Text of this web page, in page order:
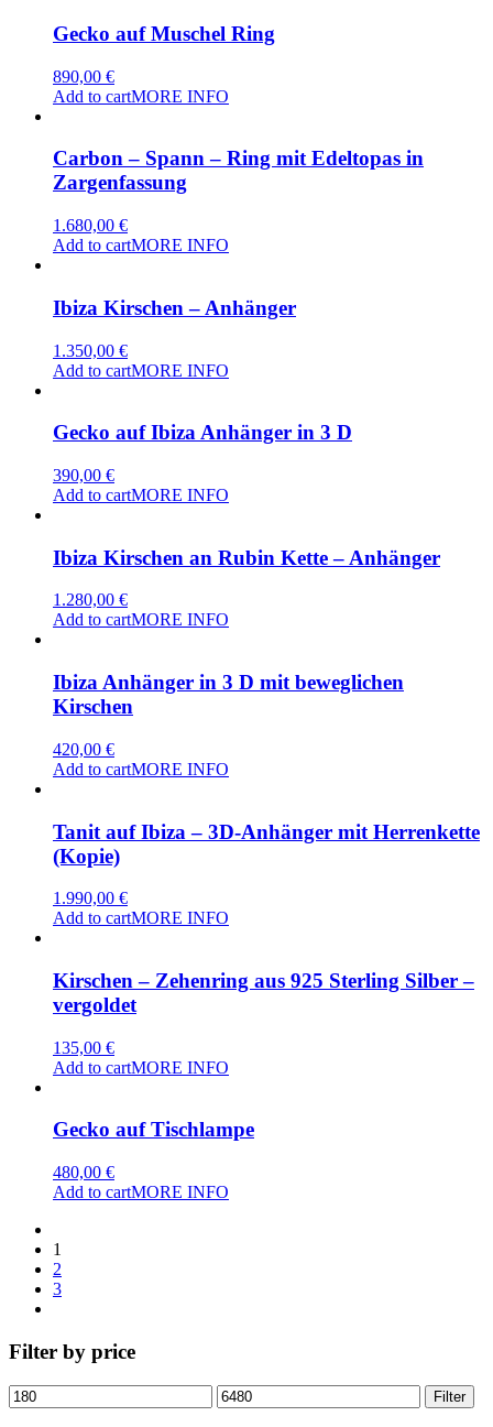
Gecko auf Muschel Ring
890,00 €
Add to cartMORE INFO
Carbon – Spann – Ring mit Edeltopas in
Zargenfassung
1.680,00 €
Add to cartMORE INFO
Ibiza Kirschen – Anhänger
1.350,00 €
Add to cartMORE INFO
Gecko auf Ibiza Anhänger in 3 D
390,00 €
Add to cartMORE INFO
Ibiza Kirschen an Rubin Kette – Anhänger
1.280,00 €
Add to cartMORE INFO
Ibiza Anhänger in 3 D mit beweglichen
Kirschen
420,00 €
Add to cartMORE INFO
Tanit auf Ibiza – 3D-Anhänger mit Herrenkette
(Kopie)
1.990,00 €
Add to cartMORE INFO
Kirschen – Zehenring aus 925 Sterling Silber –
vergoldet
135,00 €
Add to cartMORE INFO
Gecko auf Tischlampe
480,00 €
Add to cartMORE INFO
1
2
3
Filter by price
Min
price
Max
price
Filter